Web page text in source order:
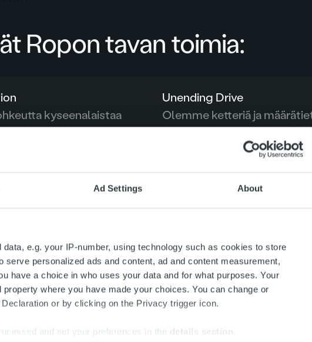
Ad Settings About
data, e.g. your IP-number, using technology such as cookies to store
personalized ads and content, ad and content measurement,
have a choice in who uses your data and for what purposes. Your
where you have made your choices. You can change or
or by clicking on the Privacy trigger icon.
and set your preferences in the details section
Ropon tavan toimia:
kyseenalaistaa
Unending Drive
Olemme ketteriä ja
alati oppimassa uutta ja
haasteisiin
saavuttamisesta.